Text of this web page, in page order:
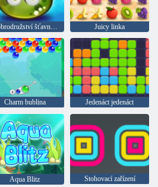
Dobrodružství šťavnatých bobulí Juicy linka
Charm bublina Jedenáct jedenáct
Aqua Blitz Stohovací zařízení